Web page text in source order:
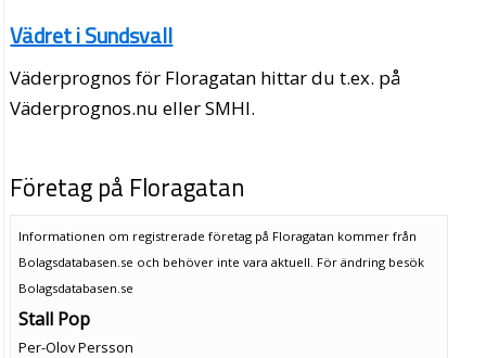
Vädret i Sundsvall
Väderprognos för Floragatan hittar du t.ex. på
Väderprognos.nu eller SMHI.
Företag på Floragatan
Informationen om registrerade företag på Floragatan kommer från
Bolagsdatabasen.se och behöver inte vara aktuell. För ändring besök
Bolagsdatabasen.se
Stall Pop
Per-Olov Persson